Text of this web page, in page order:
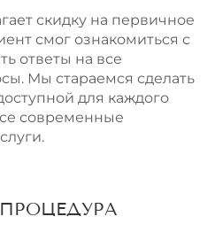
скидку на первичное
смог ознакомиться с
ответы на все
Мы стараемся сделать
для каждого
современные